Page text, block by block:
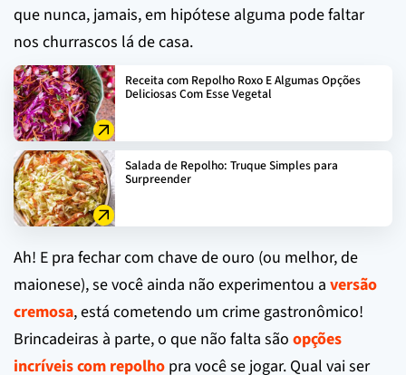
que nunca, jamais, em hipótese alguma pode faltar
nos churrascos lá de casa.
Receita com Repolho Roxo E Algumas Opções
Deliciosas Com Esse Vegetal
Salada de Repolho: Truque Simples para
Surpreender
Ah! E pra fechar com chave de ouro (ou melhor, de
maionese), se você ainda não experimentou a versão
cremosa, está cometendo um crime gastronômico!
Brincadeiras à parte, o que não falta são opções
incríveis com repolho pra você se jogar. Qual vai ser